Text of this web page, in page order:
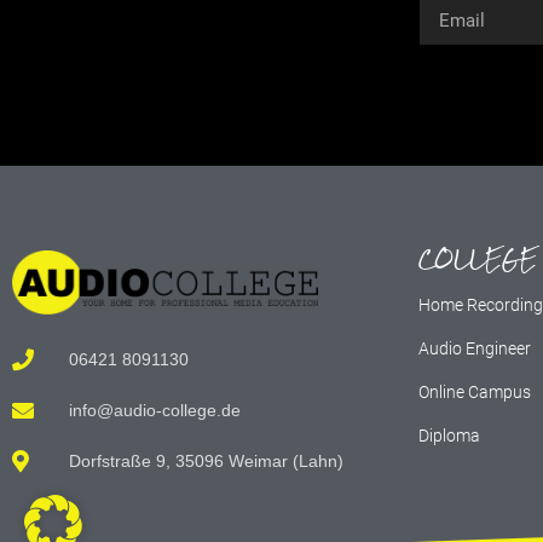
06421 8091130
info@audio-college.de
Dorfstraße 9, 35096 Weimar (Lahn)
COLLEGE
Home Recording
Audio Engineer
Online Campus
Diploma